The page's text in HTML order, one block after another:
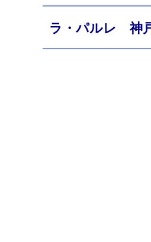
ラ・パルレ 神